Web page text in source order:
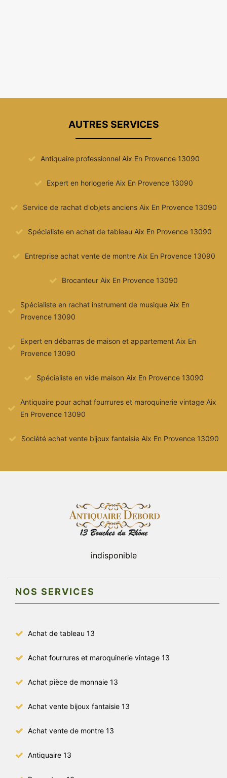
AUTRES SERVICES
Antiquaire professionnel Aix En Provence 13090
Expert en horlogerie Aix En Provence 13090
Service de rachat d'objets anciens Aix En Provence 13090
Spécialiste en achat de tableau Aix En Provence 13090
Entreprise achat vente de montre Aix En Provence 13090
Brocanteur Aix En Provence 13090
Spécialiste en rachat instrument de musique Aix En
Provence 13090
Expert en débarras de maison et appartement Aix En
Provence 13090
Spécialiste en vide maison Aix En Provence 13090
Antiquaire pour achat fourrures et maroquinerie vintage Aix
En Provence 13090
Société achat vente bijoux fantaisie Aix En Provence 13090
indisponible
NOS SERVICES
Achat de tableau 13
Achat fourrures et maroquinerie vintage 13
Achat pièce de monnaie 13
Achat vente bijoux fantaisie 13
Achat vente de montre 13
Antiquaire 13